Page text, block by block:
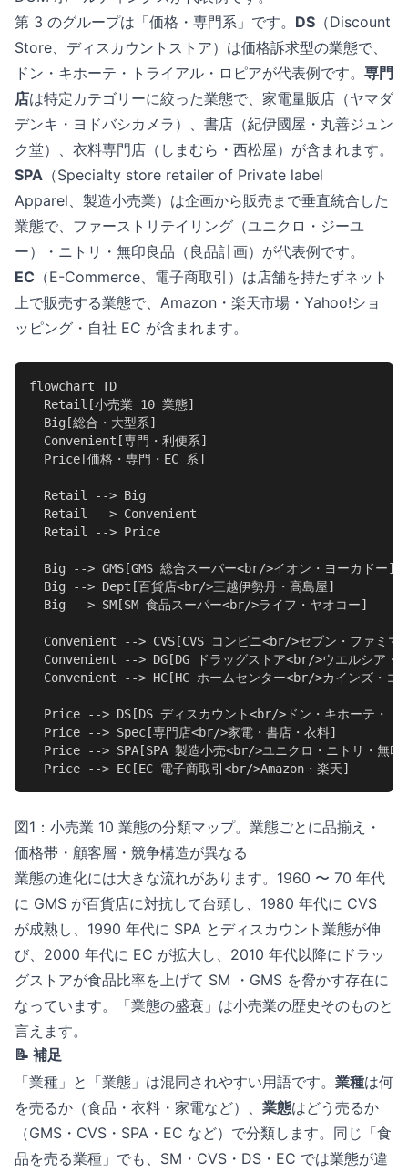
第 3 のグループは「価格・専門系」です。 DS （Discount
Store、ディスカウントストア）は価格訴求型の業態で、
ドン・キホーテ・トライアル・ロピアが代表例です。 専門
店は特定カテゴリーに絞った業態で、家電量販店（ヤマダ
デンキ・ヨドバシカメラ）、書店（紀伊國屋・丸善ジュン
ク堂）、衣料専門店（しまむら・西松屋）が含まれます。
SPA （Specialty store retailer of Private label
Apparel、製造小売業）は企画から販売まで垂直統合した
業態で、ファーストリテイリング（ユニクロ・ジーユ
ー）・ニトリ・無印良品（良品計画）が代表例です。
EC （E-Commerce、電子商取引）は店舗を持たずネット
上で販売する業態で、Amazon・楽天市場・Yahoo!ショ
ッピング・自社 EC が含まれます。
flowchart TD
  Retail[小売業 10 業態]
  Big[総合・大型系]
  Convenient[専門・利便系]
  Price[価格・専門・EC 系]
  Retail --> Big
  Retail --> Convenient
  Retail --> Price
  Big --> GMS[GMS 総合スーパー<br/>イオン・ヨーカドー]
  Big --> Dept[百貨店<br/>三越伊勢丹・高島屋]
  Big --> SM[SM 食品スーパー<br/>ライフ・ヤオコー]
Convenient --> CVS[CVS コンビニ<br/>セブン・ファミマ
Convenient --> DG[DG ドラッグストア<br/>ウエルシア・
Convenient --> HC[HC ホームセンター<br/>カインズ・コ
Price --> DS[DS ディスカウント<br/>ドン・キホーテ・ト
  Price --> Spec[専門店<br/>家電・書店・衣料]
Price --> SPA[SPA 製造小売<br/>ユニクロ・ニトリ・無印
  Price --> EC[EC 電子商取引<br/>Amazon・楽天]
図1：小売業 10 業態の分類マップ。業態ごとに品揃え・
価格帯・顧客層・競争構造が異なる
業態の進化には大きな流れがあります。1960 〜 70 年代
に GMS が百貨店に対抗して台頭し、1980 年代に CVS
が成熟し、1990 年代に SPA とディスカウント業態が伸
び、2000 年代に EC が拡大し、2010 年代以降にドラッ
グストアが食品比率を上げて SM ・GMS を脅かす存在に
なっています。「業態の盛衰」は小売業の歴史そのものと
言えます。
📝 補足
「業種」と「業態」は混同されやすい用語です。 業種は何
を売るか（食品・衣料・家電など）、 業態はどう売るか
（GMS・CVS・SPA・EC など）で分類します。同じ「食
品を売る業種」でも、SM・CVS・DS・EC では業態が違